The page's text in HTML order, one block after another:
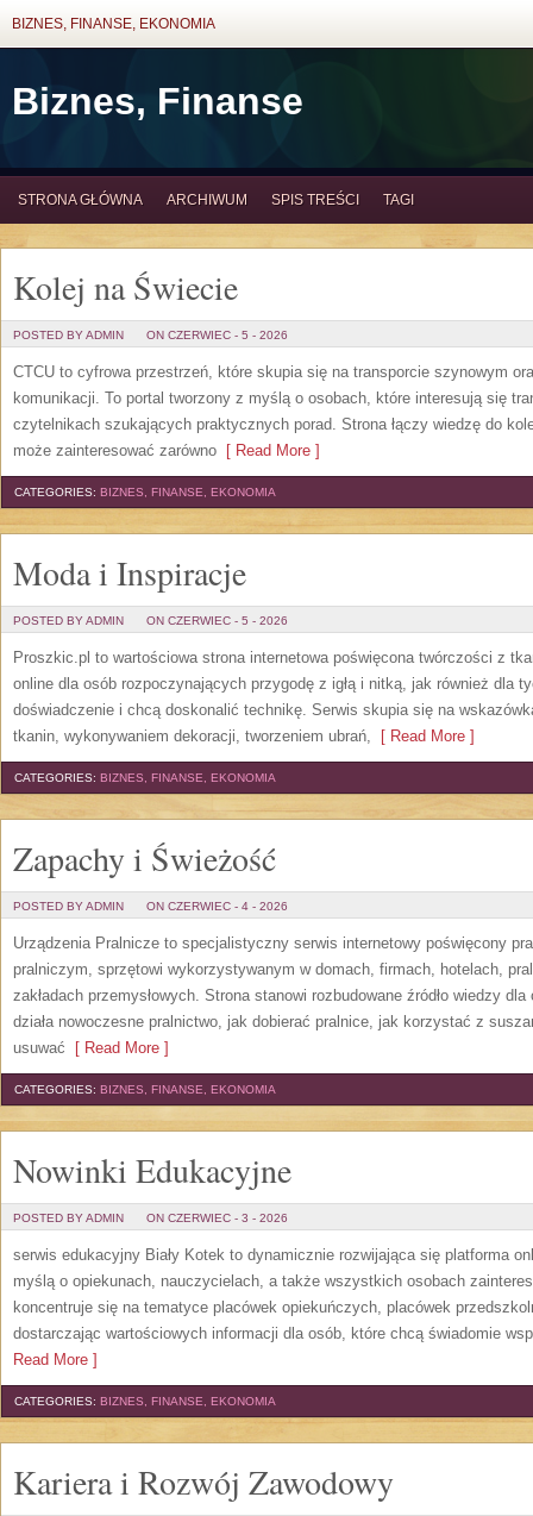
BIZNES, FINANSE, EKONOMIA
Biznes, Finanse
STRONA GŁÓWNA ARCHIWUM SPIS TREŚCI TAGI
Kolej na Świecie
POSTED BY ADMIN ON CZERWIEC - 5 - 2026
CTCU to cyfrowa przestrzeń, które skupia się na transporcie szynowym
komunikacji. To portal tworzony z myślą o osobach, które interesują się
czytelnikach szukających praktycznych porad. Strona łączy wiedzę do
może zainteresować zarówno [ Read More ]
CATEGORIES: BIZNES, FINANSE, EKONOMIA
Moda i Inspiracje
POSTED BY ADMIN ON CZERWIEC - 5 - 2026
Proszkic.pl to wartościowa strona internetowa poświęcona twórczości z
online dla osób rozpoczynających przygodę z igłą i nitką, jak również dla
doświadczenie i chcą doskonalić technikę. Serwis skupia się na
tkanin, wykonywaniem dekoracji, tworzeniem ubrań, [ Read More ]
CATEGORIES: BIZNES, FINANSE, EKONOMIA
Zapachy i Świeżość
POSTED BY ADMIN ON CZERWIEC - 4 - 2026
Urządzenia Pralnicze to specjalistyczny serwis internetowy poświęcony
pralniczym, sprzętowi wykorzystywanym w domach, firmach, hotelach,
zakładach przemysłowych. Strona stanowi rozbudowane źródło wiedzy
działa nowoczesne pralnictwo, jak dobierać pralnice, jak korzystać z
usuwać [ Read More ]
CATEGORIES: BIZNES, FINANSE, EKONOMIA
Nowinki Edukacyjne
POSTED BY ADMIN ON CZERWIEC - 3 - 2026
serwis edukacyjny Biały Kotek to dynamicznie rozwijająca się platforma
myślą o opiekunach, nauczycielach, a także wszystkich osobach
koncentruje się na tematyce placówek opiekuńczych, placówek
dostarczając wartościowych informacji dla osób, które chcą świadomie
Read More ]
CATEGORIES: BIZNES, FINANSE, EKONOMIA
Kariera i Rozwój Zawodowy